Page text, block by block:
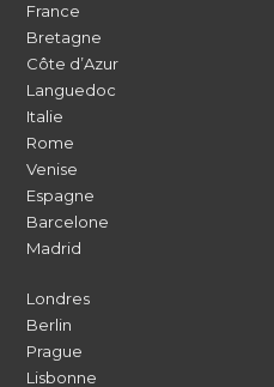
France
Bretagne
Côte d’Azur
Languedoc
Italie
Rome
Venise
Espagne
Barcelone
Madrid
Londres
Berlin
Prague
Lisbonne